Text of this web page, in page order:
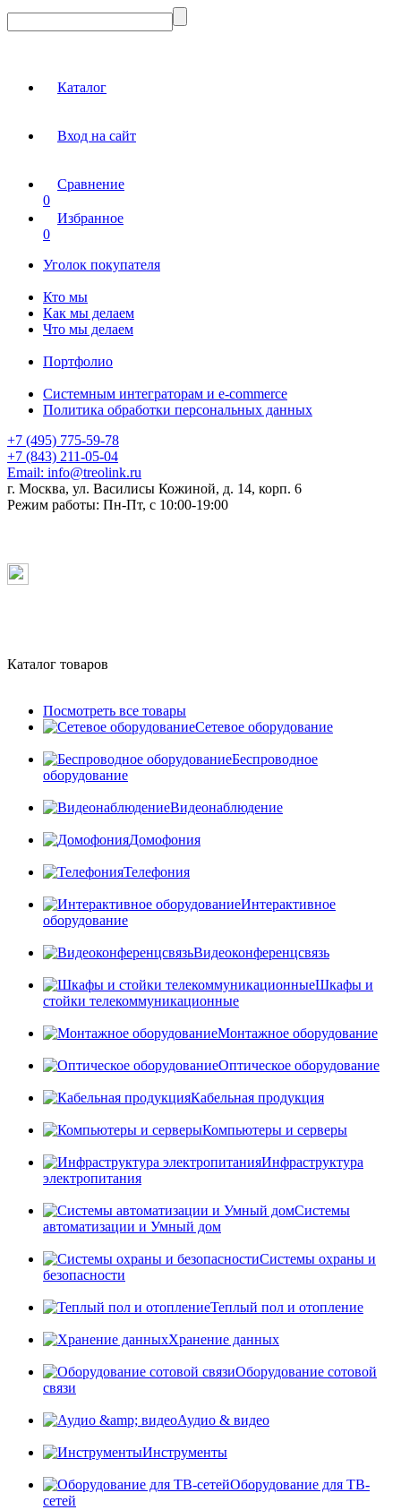
Каталог
Вход на сайт
Сравнение
0
Избранное
0
Уголок покупателя
Кто мы
Как мы делаем
Что мы делаем
Портфолио
Системным интеграторам и e-commerce
Политика обработки персональных данных
+7 (495) 775-59-78
+7 (843) 211-05-04
Email: info@treolink.ru
г. Москва, ул. Василисы Кожиной, д. 14, корп. 6
Режим работы: Пн-Пт, с 10:00-19:00
Каталог товаров
Посмотреть все товары
Сетевое оборудование
Беспроводное
оборудование
Видеонаблюдение
Домофония
Телефония
Интерактивное
оборудование
Видеоконференцсвязь
Шкафы и
стойки телекоммуникационные
Монтажное оборудование
Оптическое оборудование
Кабельная продукция
Компьютеры и серверы
Инфраструктура
электропитания
Системы
автоматизации и Умный дом
Системы охраны и
безопасности
Теплый пол и отопление
Хранение данных
Оборудование сотовой
связи
Аудио & видео
Инструменты
Оборудование для ТВ-
сетей